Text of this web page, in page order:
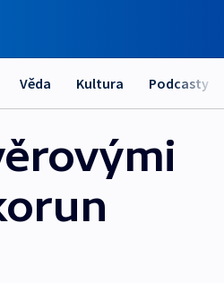
Věda Kultura Podcasty